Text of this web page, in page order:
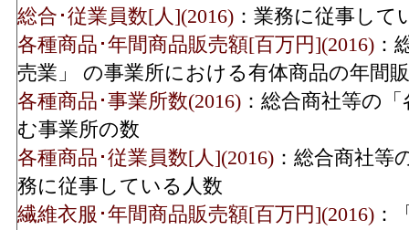
総合･従業員数[人](2016) ：業務に従事して
各種商品･年間商品販売額[百万円](2016) ：
売業」 の事業所における有体商品の年間
各種商品･事業所数(2016) ：総合商社等の
む事業所の数
各種商品･従業員数[人](2016) ：総合商社等
務に従事している人数
繊維衣服･年間商品販売額[百万円](2016) ：